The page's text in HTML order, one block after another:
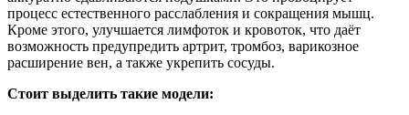
процесс естественного расслабления и сокращения мышц.
Кроме этого, улучшается лимфоток и кровоток, что даёт
возможность предупредить артрит, тромбоз, варикозное
расширение вен, а также укрепить сосуды.
Стоит выделить такие модели: